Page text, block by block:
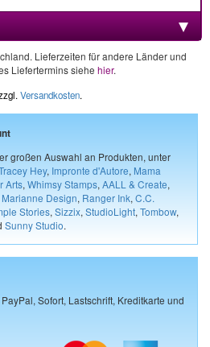
Lieferzeiten für andere Länder und
Liefertermins siehe hier.
Versandkosten.
großen Auswahl an Produkten, unter
Hey, Impronte d'Autore, Mama
Arts, Whimsy Stamps, AALL & Create,
Marianne Design, Ranger Ink, C.C.
Stories, Sizzix, StudioLight, Tombow,
Sunny Studio.
Sofort, Lastschrift, Kreditkarte und